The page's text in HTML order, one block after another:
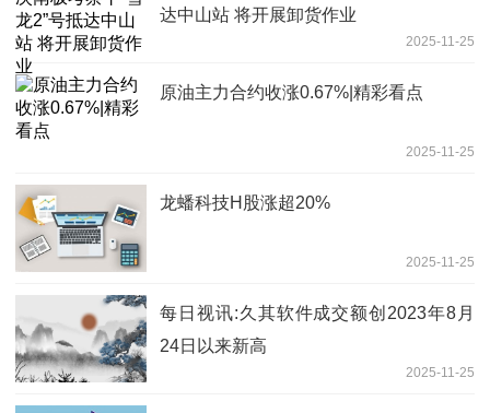
达中山站 将开展卸货作业
2025-11-25
原油主力合约收涨0.67%|精彩看点
2025-11-25
龙蟠科技H股涨超20%
2025-11-25
每日视讯:久其软件成交额创2023年8月
24日以来新高
2025-11-25